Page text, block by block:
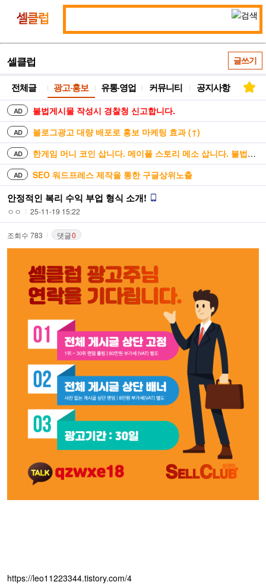
럽
셀클럽 글쓰기
전체글 광고·홍보 유통·영업 커뮤니티 공지사항
AD 불법게시물 작성시 경찰청 신고합니다.
AD 블로그광고 대량 배포로 홍보 마케팅 효과 (↑)
AD 한게임 머니 코인 삽니다. 메이플 스토리 메소 삽니다. 불법거래 안합니다
AD SEO 워드프레스 제작을 통한 구글상위노출
안정적인 복리 수익 부업 형식 소개!
ㅇㅇ 25-11-19 15:22
조회수 783 댓글0
https://leo11223344.tistory.com/4